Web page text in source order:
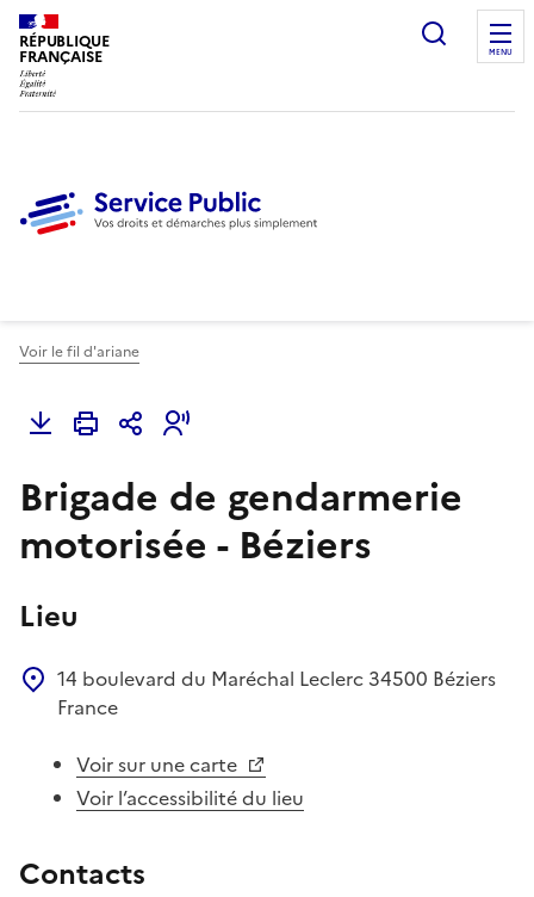
RÉPUBLIQUE
FRANÇAISE
Ouvrir
MENU
Voir le fil d'ariane
Brigade de gendarmerie
motorisée - Béziers
Lieu
14 boulevard du Maréchal Leclerc 34500 Béziers
France
Voir sur une carte
Voir l’accessibilité du lieu
Contacts